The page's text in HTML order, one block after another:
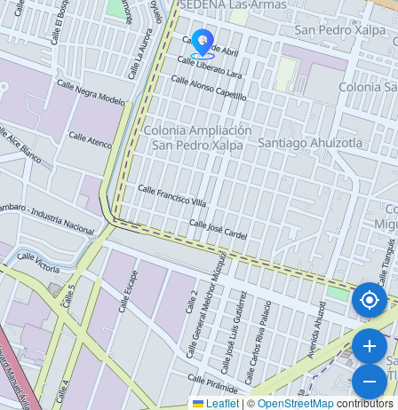
Leaflet|©OpenStreetMapcontributors